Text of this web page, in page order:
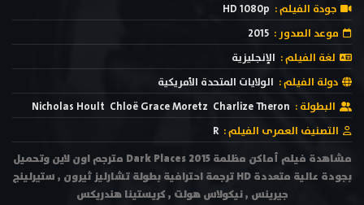
جودة الفيلم : HD 1080p
موعد الصدور : 2015
لغة الفيلم : الإنجليزية
دولة الفيلم : الولايات المتحدة الأمريكية
البطولة : Charlize Theron
Chloë Grace Moretz
Nicholas Hoult
التصنيف العمرى الفيلم : R
مشاهدة فيلم أماكن مظلمة Dark Places 2015 مترجم اون لاين وتحميل
بجودة عالية متعددة HD ترجمة احترافية بطولة تشارليز ثيرون , ستيرلينج
جيرينس , نيكوﻻس هولت , كريستينا هندريكس